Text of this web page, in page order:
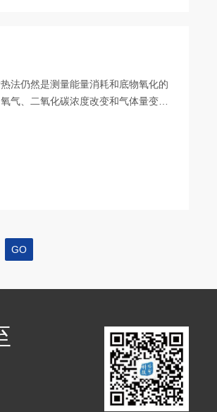
法仍然是测量能量消耗和底物氧化的
气、二氧化碳浓度改变和气体量变